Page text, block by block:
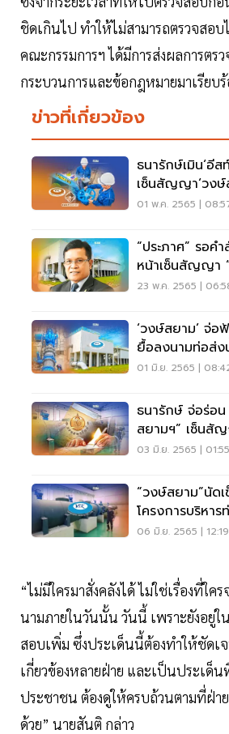
ชิดเกินไป ทำให้ไม่สามารถตรวจสอ
คณะกรรมการฯ ได้มีการส่งผลการตร
กระบวนการและข้อกฎหมายมาเรีย
ข่าวที่เกี่ยวข้อง
ธนารักษ์เมิน‘อีส
เซ็นสัญญา‘วงษ์
01 พ.ค. 2565 |
“ประภาศ” รอค
หน้าเซ็นสัญญา
23 พ.ค. 2565 |
‘วงษ์สยาม’ จ่
ยื้อลงนามท่อส่ง
01 มิ.ย. 2565 |
ธนารักษ์ จ่อร่อ
สยามฯ” เซ็นสั
ล่าช้า
03 มิ.ย. 2565 |
“วงษ์สยาม”นั
โครงการบริหา
มิ.ย.65
06 มิ.ย. 2565 |
“ไม่มีใครมาสั่งคลังได้ ไม่ใช่เรื่องที่ใคร
นามภายในวันนั้น วันนี้ เพราะยังอยู่ใ
สอบเพิ่ม ซึ่งประเด็นนี้ต้องทำให้ชัดเ
เกี่ยวข้องหลายฝ่าย และเป็นประเด็น
ประชาชน ต้องดูให้ครบถ้วนตามที่ฝ่า
ด้วย” นายสันติ กล่าว